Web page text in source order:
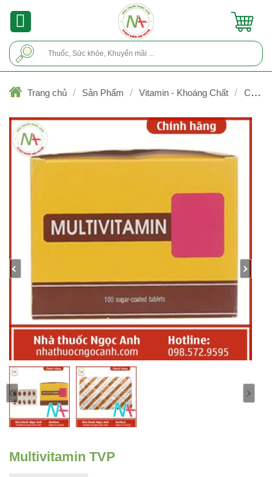
Trang chủ / Sản Phẩm / Vitamin - Khoáng Chất /
Calci/
Multivitamin TVP